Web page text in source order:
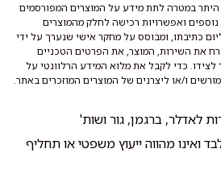
היתר במטרה לתת מידע על המוצרים המפורסמים
ואפשרויות רכישה לחלק מהמוצרים
כתיבתו, ומבוסס על מחקר אישי שנערך על ידי
את השירות, המוצר, את הפרטים הטכניים
לצידו. כדי לקבל את מלוא המידע הרלוונטי על
ו/או ליצרנים של המוצרים המוזכרים באתר.
ואינו מהווה ייעוץ משפטי או תחליף